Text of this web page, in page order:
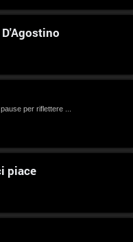
per riflettere ...
piace